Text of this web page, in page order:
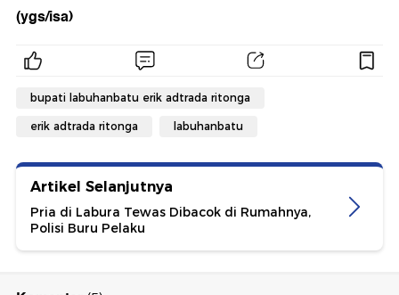
(ygs/isa)
bupati labuhanbatu erik adtrada ritonga
erik adtrada ritonga labuhanbatu
Artikel Selanjutnya
Pria di Labura Tewas Dibacok di Rumahnya,
Polisi Buru Pelaku